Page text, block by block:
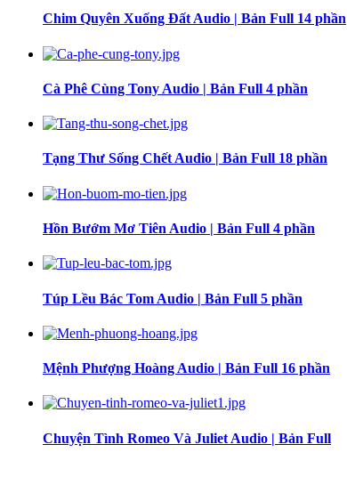
Chim Quyên Xuống Đất Audio | Bản Full 14 phần
Cà Phê Cùng Tony Audio | Bản Full 4 phần
Tạng Thư Sống Chết Audio | Bản Full 18 phần
Hồn Bướm Mơ Tiên Audio | Bản Full 4 phần
Túp Lều Bác Tom Audio | Bản Full 5 phần
Mệnh Phượng Hoàng Audio | Bản Full 16 phần
Chuyện Tình Romeo Và Juliet Audio | Bản Full